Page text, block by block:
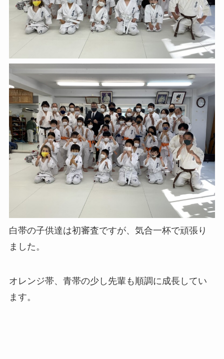
白帯の子供達は初審査ですが、気合一杯で頑張り
ました。
オレンジ帯、青帯の少し先輩も順調に成長してい
ます。